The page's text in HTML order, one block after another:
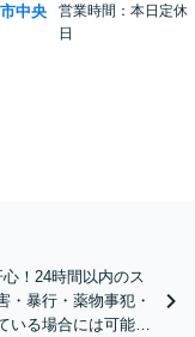
中央
営業時間：本日定休
日
！24時間以内のス
・暴行・薬物事犯・
る場合には可能な